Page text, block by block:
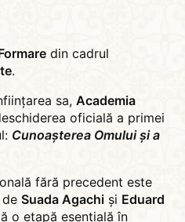
din cadrul
.
sa, Academia
oficială a primei
Cunoașterea Omului și a
fără precedent este
Suada Agachi și Eduard
o etapă esențială în